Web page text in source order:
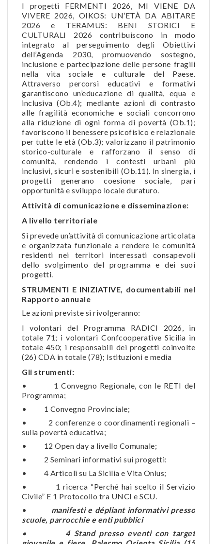
I progetti FERMENTI 2026, MI VIENE DA
VIVERE 2026, OIKOS: UN’ETÀ DA ABITARE
2026 e TERAMUS: BENI STORICI E
CULTURALI 2026 contribuiscono in modo
integrato al perseguimento degli Obiettivi
dell’Agenda 2030, promuovendo sostegno,
inclusione e partecipazione delle persone fragili
nella vita sociale e culturale del Paese.
Attraverso percorsi educativi e formativi
garantiscono un’educazione di qualità, equa e
inclusiva (Ob.4); mediante azioni di contrasto
alle fragilità economiche e sociali concorrono
alla riduzione di ogni forma di povertà (Ob.1);
favoriscono il benessere psicofisico e relazionale
per tutte le età (Ob.3); valorizzano il patrimonio
storico-culturale e rafforzano il senso di
comunità, rendendo i contesti urbani più
inclusivi, sicuri e sostenibili (Ob.11). In sinergia, i
progetti generano coesione sociale, pari
opportunità e sviluppo locale duraturo.
Attività di comunicazione e disseminazione:
A livello territoriale
Si prevede un’attività di comunicazione articolata
e organizzata funzionale a rendere le comunità
residenti nei territori interessati consapevoli
dello svolgimento del programma e dei suoi
progetti.
STRUMENTI E INIZIATIVE, documentabili nel
Rapporto annuale
Le azioni previste si rivolgeranno:
I volontari del Programma RADICI 2026, in
totale 71; i volontari Confcooperative Sicilia in
totale 450; i responsabili dei progetti coinvolte
(26) CDA in totale (78); Istituzioni e media
Gli strumenti:
• 1 Convegno Regionale, con le RETI del
Programma;
• 1 Convegno Provinciale;
• 2 conferenze o coordinamenti regionali –
sulla povertà educativa;
• 12 Open day a livello Comunale;
• 2 Seminari informativi sui progetti:
• 4 Articoli su La Sicilia e Vita Onlus;
• 1 ricerca “Perché hai scelto il Servizio
Civile” E 1 Protocollo tra UNCI e SCU.
• manifesti e dépliant informativi presso
scuole, parrocchie e enti pubblici
• 4 Stand presso eventi con target